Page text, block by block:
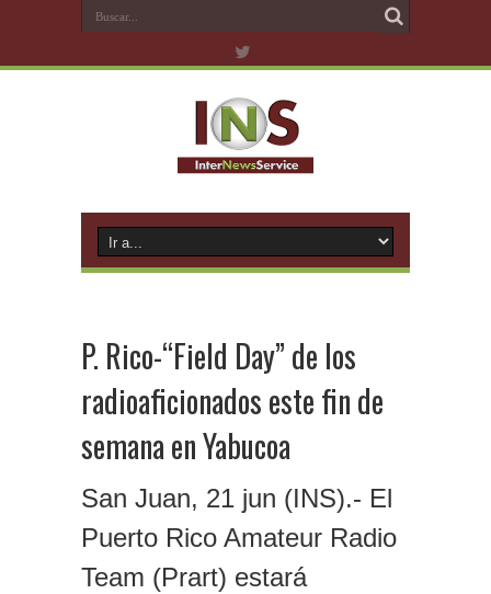
P. Rico-“Field Day” de los
radioaficionados este fin de
semana en Yabucoa
San Juan, 21 jun (INS).- El
Puerto Rico Amateur Radio
Team (Prart) estará